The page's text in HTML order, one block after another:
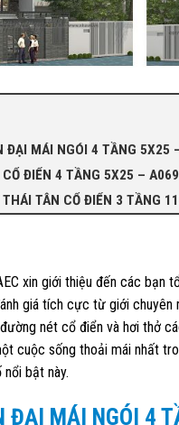
ĐẠI MÁI NGÓI 4 TẦNG 5X25
CỔ ĐIỂN 4 TẦNG 5X25 – A069
TÂN CỔ ĐIỂN 3 TẦNG
xin giới thiệu đến các
giá tích cực từ giới
nét cổ điển và hơi thở
cuộc sống thoải mái nhất
nổi bật này.
ĐẠI MÁI NGÓI 4